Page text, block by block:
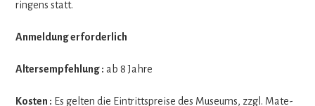
rin­gens statt.
Anmel­dung erforderlich
Alters­emp­feh­lung : ab 8 Jahre
Kos­ten : Es gel­ten die Ein­tritts­preise des Muse­ums, zzgl. Mate­